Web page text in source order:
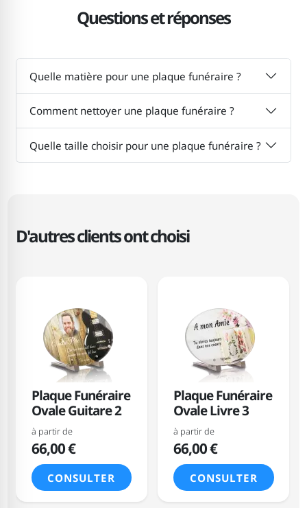
Questions et réponses
Quelle matière pour une plaque funéraire ?
Comment nettoyer une plaque funéraire ?
Quelle taille choisir pour une plaque funéraire ?
D'autres clients ont choisi
Plaque Funéraire
Ovale Guitare 2
à partir de
66,00 €
CONSULTER
Plaque Funéraire
Ovale Livre 3
à partir de
66,00 €
CONSULTER